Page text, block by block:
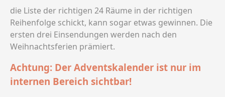
die Liste der richtigen 24 Räume in der richtigen
Reihenfolge schickt, kann sogar etwas gewinnen. Die
ersten drei Einsendungen werden nach den
Weihnachtsferien prämiert.
Achtung: Der Adventskalender ist nur im
internen Bereich sichtbar!